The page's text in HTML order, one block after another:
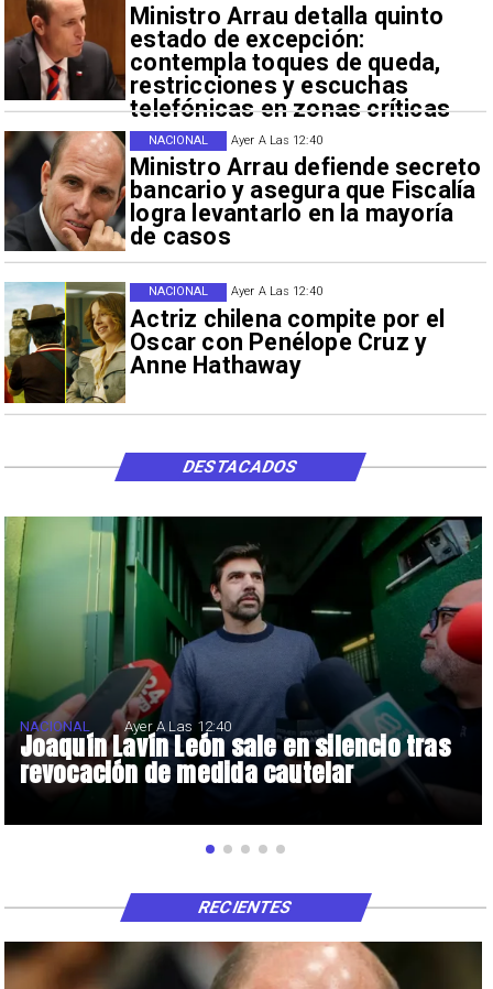
Ministro Arrau detalla quinto
estado de excepción:
contempla toques de queda,
restricciones y escuchas
telefónicas en zonas críticas
Ayer A Las 12:40
Ministro Arrau defiende secreto
bancario y asegura que Fiscalía
logra levantarlo en la mayoría
de casos
NACIONAL
Ayer A Las 12:40
Actriz chilena compite por el
Oscar con Penélope Cruz y
Anne Hathaway
NACIONAL
Joaquín Lavín León sale en silencio tras
revocación de medida cautelar
NACIONAL Ayer A Las 12:40
DESTACADOS
RECIENTES